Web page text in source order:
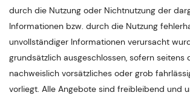
durch die Nutzung oder Nichtnutzung der
Informationen bzw. durch die Nutzung
unvollständiger Informationen verursacht
grundsätzlich ausgeschlossen, sofern seitens
nachweislich vorsätzliches oder grob
vorliegt. Alle Angebote sind freibleibend und